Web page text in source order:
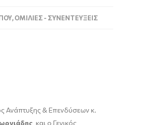
,ΟΜΙΛΊΕΣ - ΣΥΝΕΝΤΕΎΞΕΙΣ
Ανάπτυξης & Επενδύσεων κ.
και ο Γενικός